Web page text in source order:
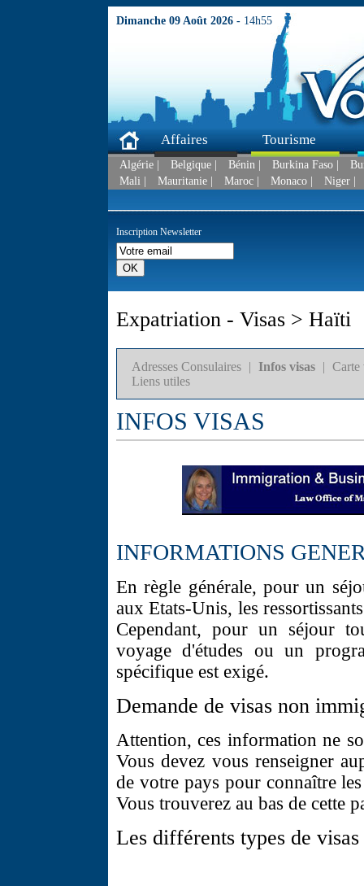
Dimanche 09 Août 2026 - 14h55
Affaires Tourisme
Algérie | Belgique | Bénin | Burkina Faso |
Mali |
Mauritanie | Maroc | Monaco | Niger |
Inscription Newsletter
Expatriation - Visas > Haïti
Adresses Consulaires | Infos visas | Carte
Liens utiles
INFOS VISAS
INFORMATIONS
En règle générale, pour un
aux Etats-Unis, les
Cependant, pour un séjour
voyage d'études ou un
spécifique est exigé.
Demande de visas non
Attention, ces information ne
Vous devez vous renseigner
de votre pays pour connaître
Vous trouverez au bas de cette
Les différents types de visas